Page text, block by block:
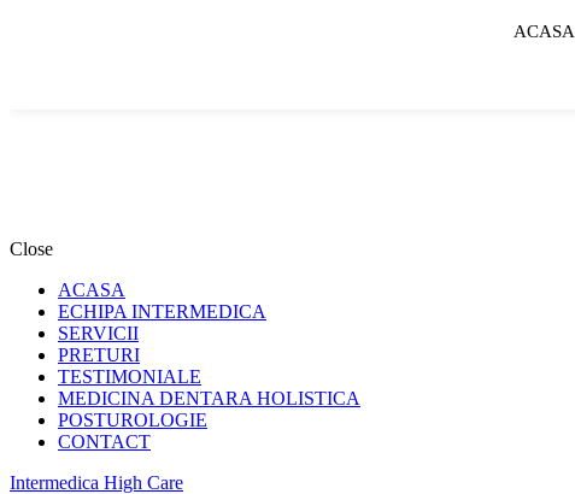
ACASA
Close
ACASA
ECHIPA INTERMEDICA
SERVICII
PRETURI
TESTIMONIALE
MEDICINA DENTARA HOLISTICA
POSTUROLOGIE
CONTACT
Intermedica High Care